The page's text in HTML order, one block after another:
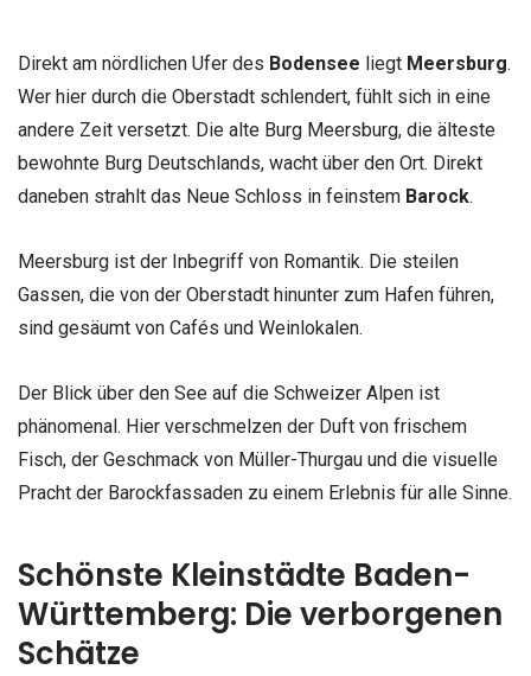
Direkt am nördlichen Ufer des Bodensee liegt Meersburg.
Wer hier durch die Oberstadt schlendert, fühlt sich in eine
andere Zeit versetzt. Die alte Burg Meersburg, die älteste
bewohnte Burg Deutschlands, wacht über den Ort. Direkt
daneben strahlt das Neue Schloss in feinstem Barock.
Meersburg ist der Inbegriff von Romantik. Die steilen
Gassen, die von der Oberstadt hinunter zum Hafen führen,
sind gesäumt von Cafés und Weinlokalen.
Der Blick über den See auf die Schweizer Alpen ist
phänomenal. Hier verschmelzen der Duft von frischem
Fisch, der Geschmack von Müller-Thurgau und die visuelle
Pracht der Barockfassaden zu einem Erlebnis für alle Sinne.
Schönste Kleinstädte Baden-
Württemberg: Die verborgenen
Schätze